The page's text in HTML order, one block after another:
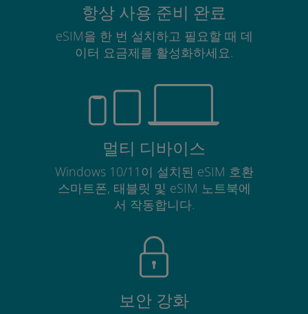
항상 사용 준비 완료
eSIM을 한 번 설치하고 필요할 때 데
이터 요금제를 활성화하세요.
멀티 디바이스
Windows 10/11이 설치된 eSIM 호환
스마트폰, 태블릿 및 eSIM 노트북에
서 작동합니다.
보안 강화